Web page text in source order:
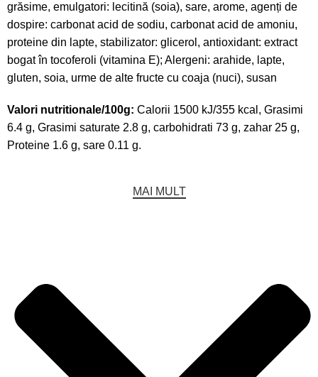
grăsime, emulgatori: lecitină (soia), sare, arome, agenți de
dospire: carbonat acid de sodiu, carbonat acid de amoniu,
proteine din lapte, stabilizator: glicerol, antioxidant: extract
bogat în tocoferoli (vitamina E); Alergeni: arahide, lapte,
gluten, soia, urme de alte fructe cu coaja (nuci), susan
Valori nutritionale/100g:Calorii 1500 kJ/355 kcal, Grasimi
6.4 g, Grasimi saturate 2.8 g, carbohidrati 73 g, zahar 25 g,
Proteine 1.6 g, sare 0.11 g.
MAI MULT